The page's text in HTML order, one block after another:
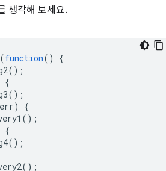
생각해 보세요.
(function()
{
();
{
();
err)
{
();
{
();
();